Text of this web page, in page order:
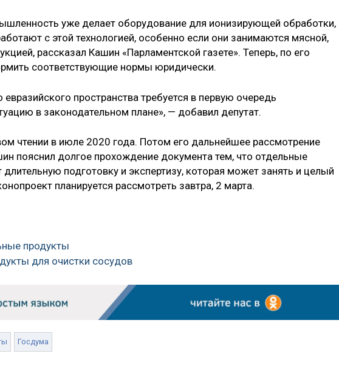
уже делает оборудование для ионизирующей обработки,
с этой технологией, особенно если они занимаются мясной,
рассказал Кашин «Парламентской газете». Теперь, по его
соответствующие нормы юридически.
пространства требуется в первую очередь
в законодательном плане», — добавил депутат.
чтении в июле 2020 года. Потом его дальнейшее рассмотрение
пояснил долгое прохождение документа тем, что отдельные
подготовку и экспертизу, которая может занять и целый
планируется рассмотреть завтра, 2 марта.
продукты
для очистки сосудов
Госдума